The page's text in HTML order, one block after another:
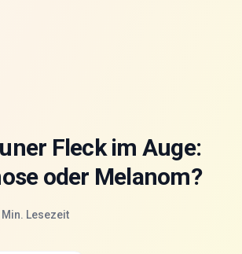
Fleck im Auge:
oder Melanom?
Min. Lesezeit